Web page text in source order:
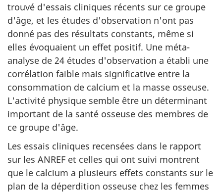
trouvé d'essais cliniques récents sur ce groupe
d'âge, et les études d'observation n'ont pas
donné pas des résultats constants, même si
elles évoquaient un effet positif. Une méta-
analyse de 24 études d'observation a établi une
corrélation faible mais significative entre la
consommation de calcium et la masse osseuse.
L'activité physique semble être un déterminant
important de la santé osseuse des membres de
ce groupe d'âge.
Les essais cliniques recensées dans le rapport
sur les ANREF et celles qui ont suivi montrent
que le calcium a plusieurs effets constants sur le
plan de la déperdition osseuse chez les femmes